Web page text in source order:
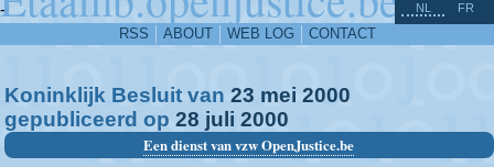
-
RSS ABOUT WEB LOG CONTACT
NL FR
Koninklijk Besluit van 23 mei 2000
gepubliceerd op 28 juli 2000
Een dienst van vzw OpenJustice.be
^